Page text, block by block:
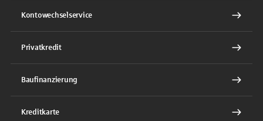
Kontowechselservice
Privatkredit
Baufinanzierung
Kreditkarte